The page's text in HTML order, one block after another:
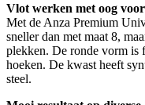
Vlot werken met oog
Met de Anza Premium
sneller dan met maat 8,
plekken. De ronde vorm is
hoeken. De kwast heeft
steel.